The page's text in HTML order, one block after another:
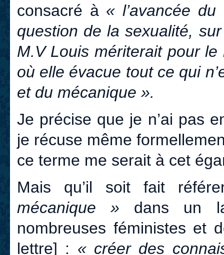
consacré à« l’avancée du
question de la sexualité,
M.V Louis mériterait pour
où elle évacue tout ce qui
et du mécanique ».
Je précise que je n’ai pas
je récuse même
ce terme me serait à cet
Mais qu’il soit fait
mécanique » dans un
nombreuses féministes et
lettre] : « créer des